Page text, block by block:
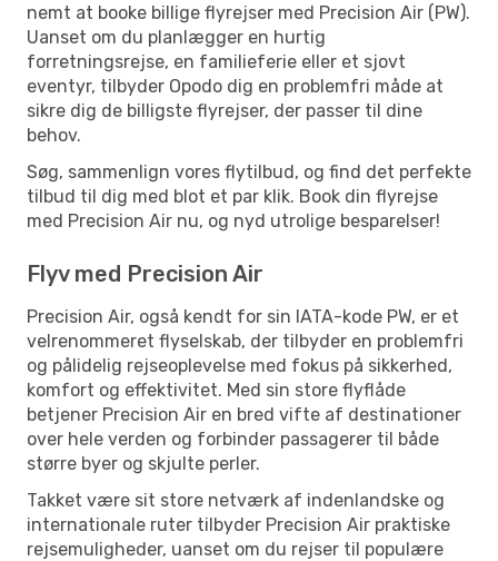
nemt at booke billige flyrejser med Precision Air (PW).
Uanset om du planlægger en hurtig
forretningsrejse, en familieferie eller et sjovt
eventyr, tilbyder Opodo dig en problemfri måde at
sikre dig de billigste flyrejser, der passer til dine
behov.
Søg, sammenlign vores flytilbud, og find det perfekte
tilbud til dig med blot et par klik. Book din flyrejse
med Precision Air nu, og nyd utrolige besparelser!
Flyv med Precision Air
Precision Air, også kendt for sin IATA-kode PW, er et
velrenommeret flyselskab, der tilbyder en problemfri
og pålidelig rejseoplevelse med fokus på sikkerhed,
komfort og effektivitet. Med sin store flyflåde
betjener Precision Air en bred vifte af destinationer
over hele verden og forbinder passagerer til både
større byer og skjulte perler.
Takket være sit store netværk af indenlandske og
internationale ruter tilbyder Precision Air praktiske
rejsemuligheder, uanset om du rejser til populære